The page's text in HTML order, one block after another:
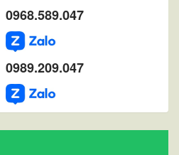
0968.589.047
0989.209.047